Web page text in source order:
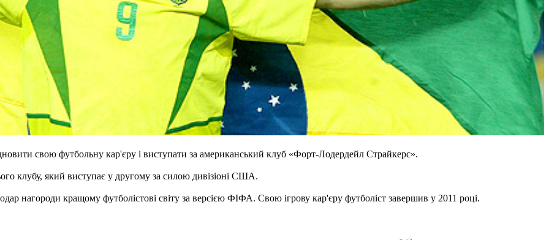
свою футбольну кар'єру і виступати за американський клуб «Форт-Лодердейл Страйкерс».
клубу, який виступає у другому за силою дивізіоні США.
нагороди кращому футболістові світу за версією ФІФА. Свою ігрову кар'єру футболіст завершив у 2011 році.